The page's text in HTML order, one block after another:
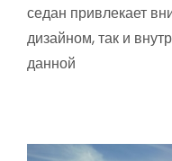
седан привлекает
дизайном, так и
данной